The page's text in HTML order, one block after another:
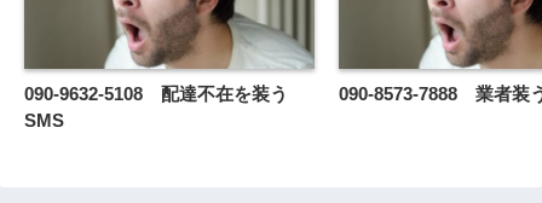
090-9632-5108 配達不在を装う
SMS
090-8573-7888 業者装